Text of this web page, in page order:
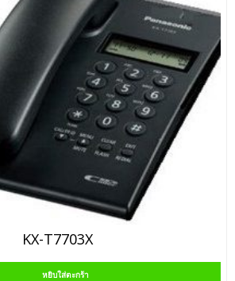
KX-T7703X
หยิบใส่ตะกร้า